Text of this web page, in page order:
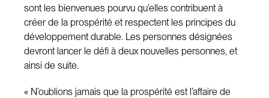
sont les bienvenues pourvu qu’elles contribuent à
créer de la prospérité et respectent les principes du
développement durable. Les personnes désignées
devront lancer le défi à deux nouvelles personnes, et
ainsi de suite.
« N’oublions jamais que la prospérité est l’affaire de